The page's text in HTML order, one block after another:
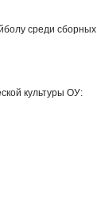
среди
культуры ОУ: